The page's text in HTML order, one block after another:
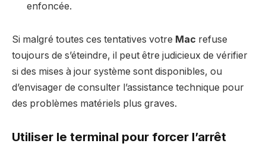
enfoncée.
Si malgré toutes ces tentatives votre Mac refuse
toujours de s’éteindre, il peut être judicieux de vérifier
si des mises à jour système sont disponibles, ou
d’envisager de consulter l’assistance technique pour
des problèmes matériels plus graves.
Utiliser le terminal pour forcer l’arrêt